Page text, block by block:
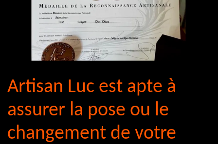
Artisan Luc est apte à
assurer la pose ou le
changement de votre